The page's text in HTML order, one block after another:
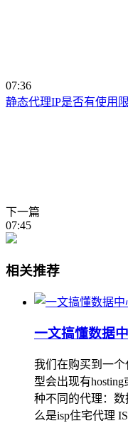
07:36
静态代理IP是否有使用
下一篇
07:45
相关推荐
一文搞懂数据
我们在购买到一
型会出现有
种不同的代理：
么是isp住宅代理